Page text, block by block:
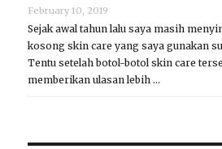
February 10, 2019
Sejak awal tahun lalu saya masih
kosong skin care yang saya gunakan
Tentu setelah botol-botol skin care
memberikan ulasan lebih …